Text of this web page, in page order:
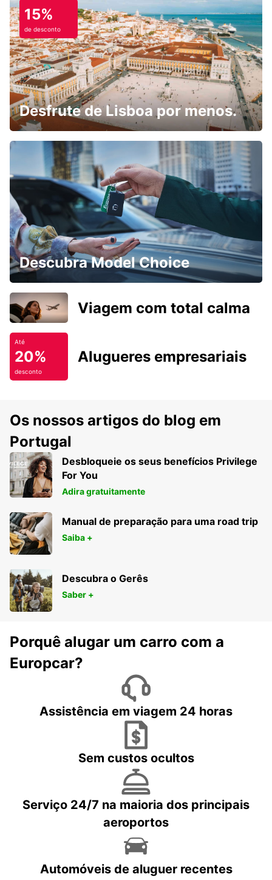
15%
de desconto
Desfrute de Lisboa por menos.
Descubra Model Choice
Viagem com total calma
Até
20%
desconto
Alugueres empresariais
Os nossos artigos do blog em
Portugal
Desbloqueie os seus benefícios Privilege
For You
Adira gratuitamente
Manual de preparação para uma road trip
Saiba +
Descubra o Gerês
Saber +
Porquê alugar um carro com a
Europcar?
Assistência em viagem 24 horas
Sem custos ocultos
Serviço 24/7 na maioria dos principais
aeroportos
Automóveis de aluguer recentes